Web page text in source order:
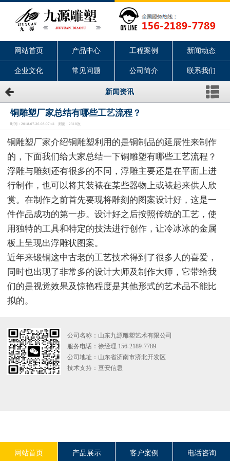
网站首页 产品中心 工程案例 新闻动态
企业文化 常见问题 公司简介 联系我们
新闻资讯
铜雕塑厂家总结有哪些工艺流程？
时间：2018-07-26 08:07:41 浏览：2318次
铜雕塑厂家介绍铜雕塑利用的是铜制品的延展性来制作
的，下面我们给大家总结一下铜雕塑有哪些工艺流程？
浮雕与雕刻还有很多的不同，浮雕主要还是在平面上进
行制作，也可以将其装裱在某些器物上或裱起来供人欣
赏。在制作之前首先要现将雕刻的图案设计好，这是一
件作品成功的第一步。设计好之后按照传统的工艺，使
用独特的工具和特定的技法进行创作，让冷冰冰的金属
板上呈现出浮雕状图案。
近年来锻铜这中古老的工艺技术得到了很多人的喜爱，
同时也出现了非常多的设计大师及制作大师，它带给我
们的是视觉效果及惊艳程度是其他形式的艺术品不能比
拟的。
公司名称：山东九源雕塑艺术有限公司
服务电话：徐经理 156-2189-7789
公司地址：山东省济南市济北开发区
技术支持： 亘安信息
网站首页 产品展示 客户案例 电话咨询